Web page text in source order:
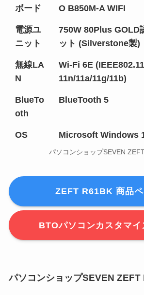
ボード
O B850M-A WIFI
電源ユ
ニット
750W 80Plus GOLD
ット (Silverstone製)
無線LA
N
Wi-Fi 6E
11n/11a/11g/11b)
BlueTo
oth
BlueTooth 5
OS Microsoft Windows
パソコンショップSEVEN
ZEFT R61BK 商品
BTOパソコンカスタマイ
パソコンショップSEVEN ZEFT